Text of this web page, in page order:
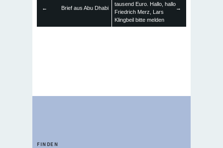
← Brief aus Abu Dhabi
tausend Euro. Hallo, hallo
Friedrich Merz, Lars
Klingbeil bitte melden
→
FINDEN